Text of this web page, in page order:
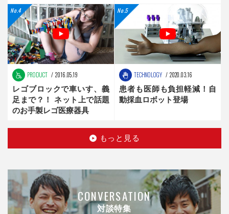
新時代へ
PRODUCT 2016.05.19
レゴブロックで車いす、義
足まで？！ ネット上で話題
のお手製レゴ医療器具
TECHNOLOGY 2020.03.16
患者も医師も負担軽減！自
動採血ロボット登場
もっと見る
CONVERSATION
対談特集